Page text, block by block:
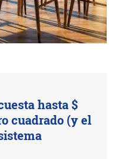
hasta $
cuadrado (y el